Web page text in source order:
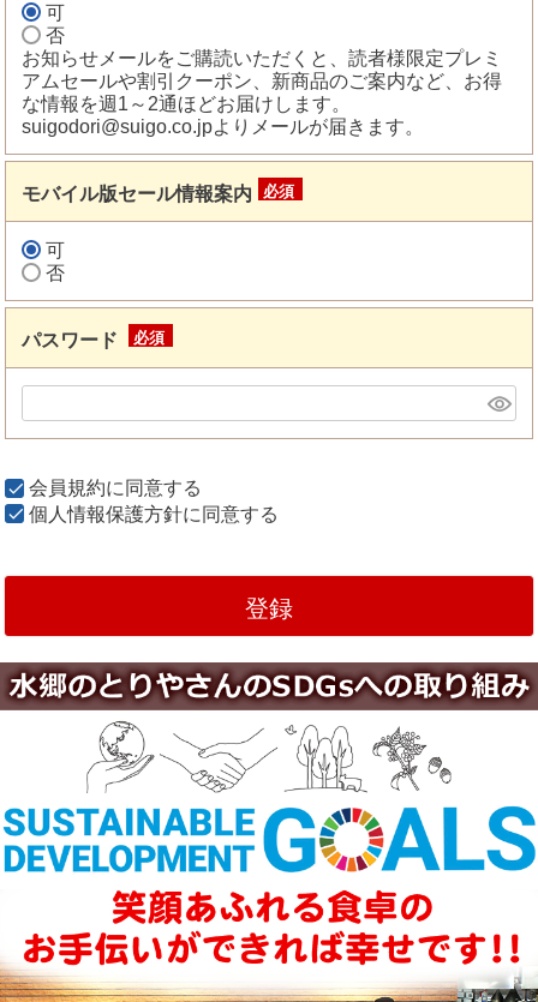
可
否
お知らせメールをご購読いただくと、読者様限定プレミ
アムセールや割引クーポン、新商品のご案内など、お得
な情報を週1～2通ほどお届けします。
suigodori@suigo.co.jpよりメールが届きます。
モバイル版セール情報案内
可
否
パスワード
須)
会員規約に同意する
個人情報保護方針に同意する
登録